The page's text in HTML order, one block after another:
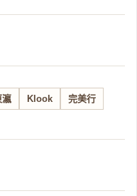
瀛 Klook 完美行